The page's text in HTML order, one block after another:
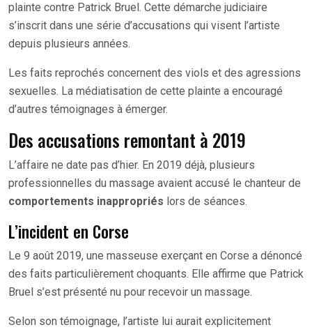
plainte contre Patrick Bruel. Cette démarche judiciaire
s’inscrit dans une série d’accusations qui visent l’artiste
depuis plusieurs années.
Les faits reprochés concernent des viols et des agressions
sexuelles. La médiatisation de cette plainte a encouragé
d’autres témoignages à émerger.
Des accusations remontant à 2019
L’affaire ne date pas d’hier. En 2019 déjà, plusieurs
professionnelles du massage avaient accusé le chanteur de
comportements inappropriés lors de séances.
L’incident en Corse
Le 9 août 2019, une masseuse exerçant en Corse a dénoncé
des faits particulièrement choquants. Elle affirme que Patrick
Bruel s’est présenté nu pour recevoir un massage.
Selon son témoignage, l’artiste lui aurait explicitement